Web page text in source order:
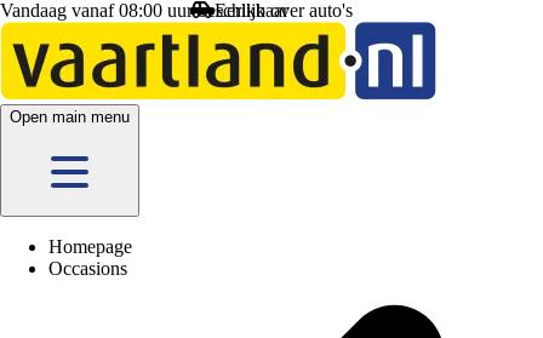
Vandaag vanaf 08:00 uur beschikbaar
Open main menu
Homepage
Occasions